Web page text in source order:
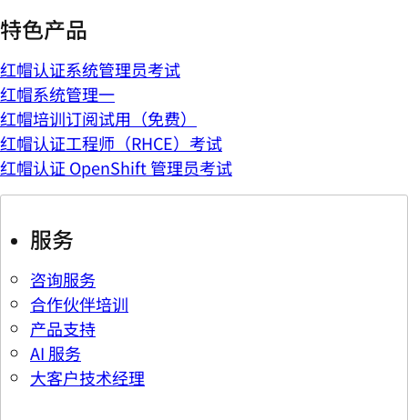
特色产品
红帽认证系统管理员考试
红帽系统管理一
红帽培训订阅试用（免费）
红帽认证工程师（RHCE）考试
红帽认证 OpenShift 管理员考试
服务
咨询服务
合作伙伴培训
产品支持
AI 服务
大客户技术经理